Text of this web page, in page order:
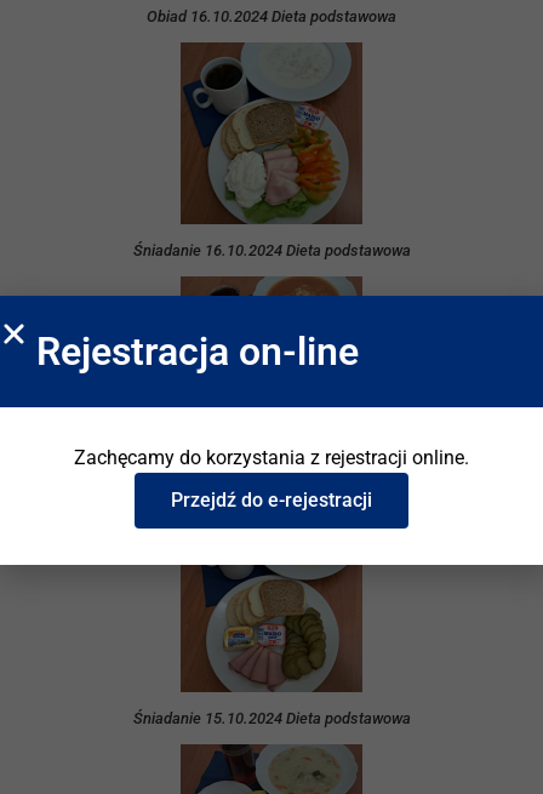
Obiad 16.10.2024 Dieta podstawowa
Śniadanie 16.10.2024 Dieta podstawowa
Śniadanie 15.10.2024 Dieta podstawowa
Rejestracja on-line
Zachęcamy do korzystania z rejestracji online.
Przejdź do e-rejestracji